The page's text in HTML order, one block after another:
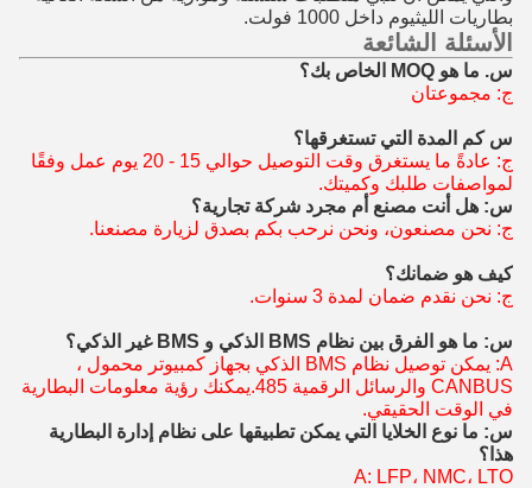
بطاريات الليثيوم داخل 1000 فولت.
الأسئلة الشائعة
س. ما هو MOQ الخاص بك؟
ج: مجموعتان
س كم المدة التي تستغرقها؟
ج: عادةً ما يستغرق وقت التوصيل حوالي 15 - 20 يوم عمل وفقًا
لمواصفات طلبك وكميتك.
س: هل أنت مصنع أم مجرد شركة تجارية؟
ج: نحن مصنعون، ونحن نرحب بكم بصدق لزيارة مصنعنا.
كيف هو ضمانك؟
ج: نحن نقدم ضمان لمدة 3 سنوات.
س: ما هو الفرق بين نظام BMS الذكي و BMS غير الذكي؟
A: يمكن توصيل نظام BMS الذكي بجهاز كمبيوتر محمول ،
CANBUS و
الرسائل الرقمية 485.
يمكنك رؤية معلومات البطارية
في الوقت الحقيقي.
س: ما نوع الخلايا التي يمكن تطبيقها على نظام إدارة البطارية
هذا؟
A: LFP، NMC، LTO